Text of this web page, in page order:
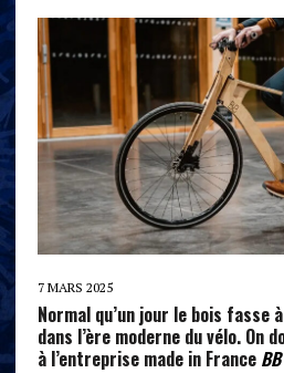
7 MARS 2025
Normal qu’un jour le bois fasse
dans l’ère moderne du vélo. On
à l’entreprise made in France